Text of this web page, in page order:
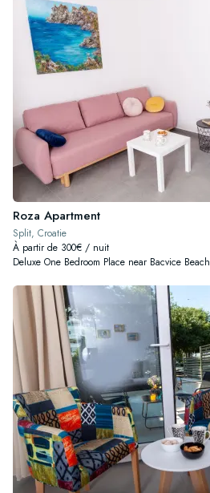
Roza Apartment
Split, Croatie
À partir de 300€ / nuit
Deluxe One Bedroom Place near Bacvice Beach